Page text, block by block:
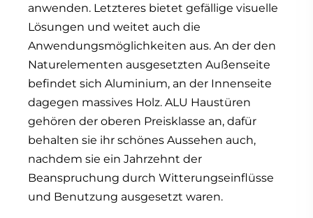
anwenden. Letzteres bietet gefällige visuelle
Lösungen und weitet auch die
Anwendungsmöglichkeiten aus. An der den
Naturelementen ausgesetzten Außenseite
befindet sich Aluminium, an der Innenseite
dagegen massives Holz. ALU Haustüren
gehören der oberen Preisklasse an, dafür
behalten sie ihr schönes Aussehen auch,
nachdem sie ein Jahrzehnt der
Beanspruchung durch Witterungseinflüsse
und Benutzung ausgesetzt waren.